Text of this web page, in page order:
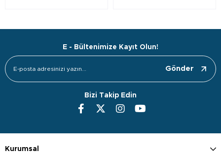
E - Bültenimize Kayıt Olun!
Gönder
Bizi Takip Edin
Kurumsal